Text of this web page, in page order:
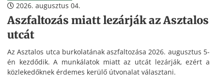
2026. augusztus 04.
Aszfaltozás miatt lezárják az Asztalos
utcát
Az Asztalos utca burkolatának aszfaltozása 2026. augusztus 5-
én kezdődik. A munkálatok miatt az utcát lezárják, ezért a
közlekedőknek érdemes kerülő útvonalat választani.